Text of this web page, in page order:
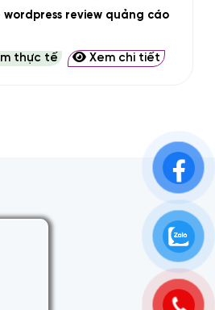
wordpress review quảng cáo
thực tế Xem chi tiết